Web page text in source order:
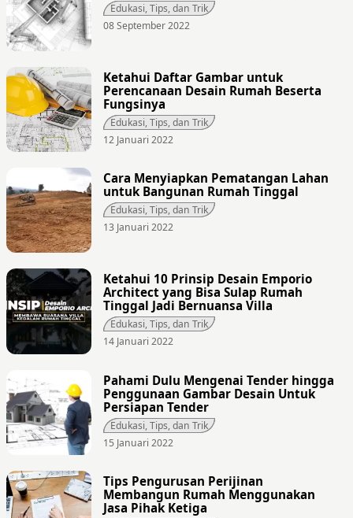
Edukasi, Tips, dan Trik
08 September 2022
Ketahui Daftar Gambar untuk
Perencanaan Desain Rumah Beserta
Fungsinya
Edukasi, Tips, dan Trik
12 Januari 2022
Cara Menyiapkan Pematangan Lahan
untuk Bangunan Rumah Tinggal
Edukasi, Tips, dan Trik
13 Januari 2022
Ketahui 10 Prinsip Desain Emporio
Architect yang Bisa Sulap Rumah
Tinggal Jadi Bernuansa Villa
Edukasi, Tips, dan Trik
14 Januari 2022
Pahami Dulu Mengenai Tender hingga
Penggunaan Gambar Desain Untuk
Persiapan Tender
Edukasi, Tips, dan Trik
15 Januari 2022
Tips Pengurusan Perijinan
Membangun Rumah Menggunakan
Jasa Pihak Ketiga